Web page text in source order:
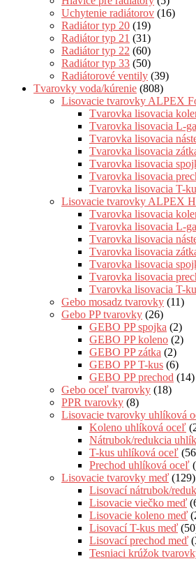
Uchytenie radiátorov (16)
Radiátor typ 20 (19)
Radiátor typ 21 (31)
Radiátor typ 22 (60)
Radiátor typ 33 (50)
Radiátorové ventily (39)
Tvarovky voda/kúrenie (808)
Lisovacie tvarovky ALPEX
Tvarovka lisovacia
Tvarovka lisovacia L-
Tvarovka lisovacia
Tvarovka lisovacia
Tvarovka lisovacia
Tvarovka lisovacia
Tvarovka lisovacia T-
Lisovacie tvarovky ALPEX
Tvarovka lisovacia
Tvarovka lisovacia L-
Tvarovka lisovacia
Tvarovka lisovacia
Tvarovka lisovacia
Tvarovka lisovacia
Tvarovka lisovacia T-
Gebo mosadz tvarovky (11)
Gebo PP tvarovky (26)
GEBO PP spojka (2)
GEBO PP koleno (2)
GEBO PP zátka (2)
GEBO PP T-kus (6)
GEBO PP prechod (14)
Gebo oceľ tvarovky (18)
PPR tvarovky (8)
Lisovacie tvarovky uhlíková
Koleno uhlíková oceľ
Nátrubok/redukcia
T-kus uhlíková oceľ
Prechod uhlíková oceľ
Lisovacie tvarovky meď (129)
Lisovací nátrubok/
Lisovacie viečko meď
Lisovacie koleno meď
Lisovací T-kus meď
Lisovací prechod meď
Tesniaci krúžok